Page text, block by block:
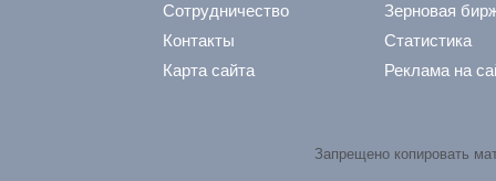
Сотрудничество
Контакты
Карта сайта
Зерновая
Статистика
Реклама на
Запрещено копировать